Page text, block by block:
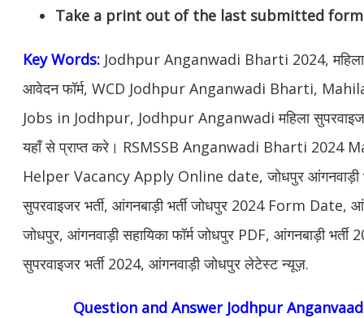
Take a print out of the last submitted
Key Words: Jodhpur Anganwadi Bharti 2024, महिला
आवेदन फॉर्म, WCD Jodhpur Anganwadi Bharti,
Jobs in Jodhpur, Jodhpur Anganwadi महिला सुपरवाइजर,
यहाँ से प्राप्त करे। RSMSSB Anganwadi Bharti 2024
Helper Vacancy Apply Online date, जोधपुर आंगनवाड़ी
सुपरवाइजर भर्ती, आंगनबाड़ी भर्ती जोधपुर 2024 Form Date,
जोधपुर, आंगनवाड़ी सहायिका फॉर्म जोधपुर PDF, आंगनबाड़ी
सुपरवाइजर भर्ती 2024, आंगनवाड़ी जोधपुर लेटेस्ट न्यूज़.
Question and Answer Jodhpur